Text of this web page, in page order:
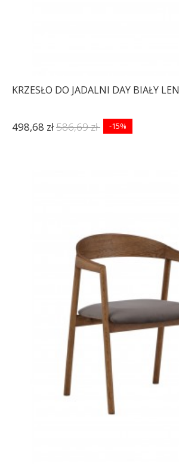
KRZESŁO DO JADALNI DAY BIAŁY LEN
498,68 zł586,69 zł -15%